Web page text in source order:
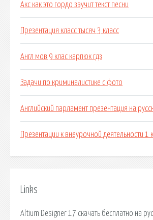
Акс как это гордо звучит текст песни
Презентация класс тысяч 3 класс
Англ мов 9 клас карпюк гдз
Задачи по криминалистике с фото
Английский парламент презентация на
Презентации к внеурочной деятельности 1
Links
Altium Designer 17 скачать бесплатно на